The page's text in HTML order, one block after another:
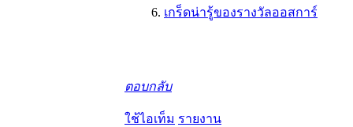
เกร็ดน่ารู้ของรางวัลออสการ์
ตอบกลับ
ใช้ไอเท็ม รายงาน